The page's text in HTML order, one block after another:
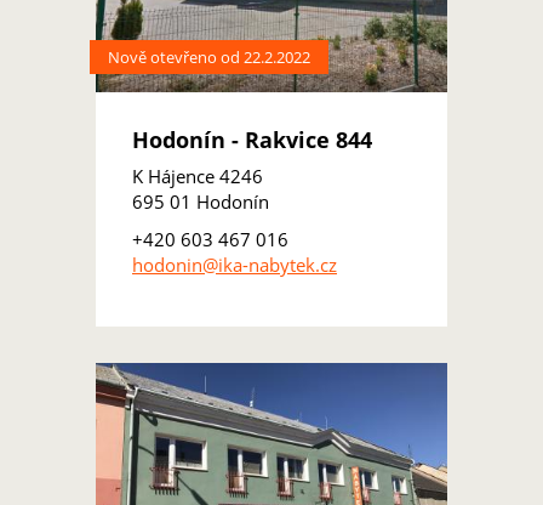
Nově otevřeno od 22.2.2022
Hodonín - Rakvice 844
K Hájence 4246
695 01 Hodonín
+420 603 467 016
hodonin@ika-nabytek.cz